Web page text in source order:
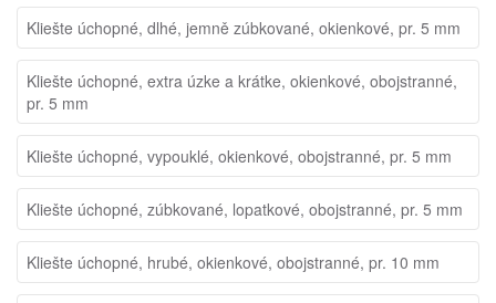
Kliešte úchopné, dlhé, jemně zúbkované, okienkové, pr. 5 mm
Kliešte úchopné, extra úzke a krátke, okienkové, obojstranné,
pr. 5 mm
Kliešte úchopné, vypouklé, okienkové, obojstranné, pr. 5 mm
Kliešte úchopné, zúbkované, lopatkové, obojstranné, pr. 5 mm
Kliešte úchopné, hrubé, okienkové, obojstranné, pr. 10 mm